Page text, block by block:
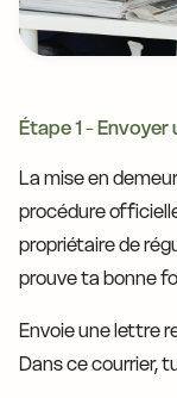
Étape 1 -
La mise en
procédure
propriétaire de
prouve ta bonne
Envoie une lettre
Dans ce courrier,